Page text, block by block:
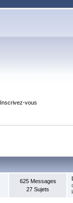
Inscrivez-vous
625 Messages
27 Sujets